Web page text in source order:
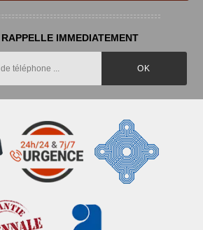
IMMEDIATEMENT